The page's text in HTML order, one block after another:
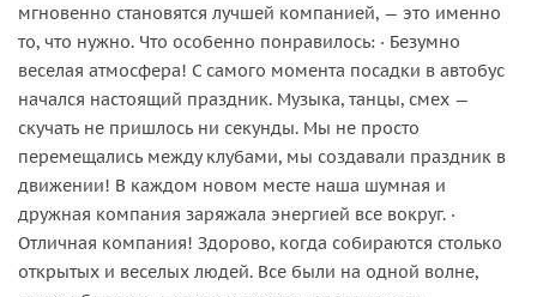
мгновенно становятся лучшей компанией, — это именно
то, что нужно. Что особенно понравилось: · Безумно
веселая атмосфера! С самого момента посадки в автобус
начался настоящий праздник. Музыка, танцы, смех —
скучать не пришлось ни секунды. Мы не просто
перемещались между клубами, мы создавали праздник в
движении! В каждом новом месте наша шумная и
дружная компания заряжала энергией все вокруг. ·
Отличная компания! Здорово, когда собираются столько
открытых и веселых людей. Все были на одной волне,